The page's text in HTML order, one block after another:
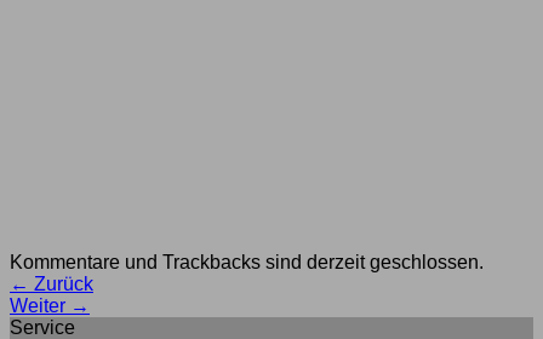
Kommentare und Trackbacks sind derzeit geschlossen.
← Zurück
Weiter →
Service